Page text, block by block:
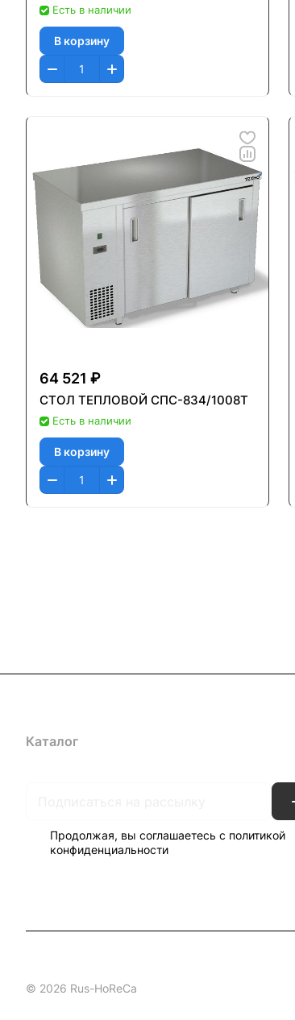
Есть в наличии
В корзину
64 521 ₽
СТОЛ ТЕПЛОВОЙ СПС-834/1008Т
Есть в наличии
В корзину
Каталог
Продолжая, вы соглашаетесь с политикой
конфиденциальности
© 2026 Rus-HoReCa